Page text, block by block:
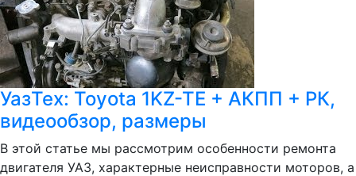
УазТех: Toyota 1KZ-TE + АКПП + РК,
видеообзор, размеры
В этой статье мы рассмотрим особенности ремонта
двигателя УАЗ, характерные неисправности моторов, а